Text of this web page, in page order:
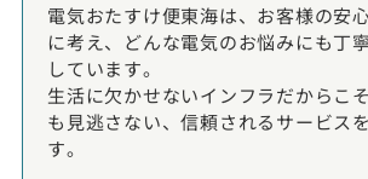
電気おたすけ便東海は、お客様の安
に考え、どんな電気のお悩みにも丁
しています。
生活に欠かせないインフラだからこ
も見逃さない、信頼されるサービス
す。